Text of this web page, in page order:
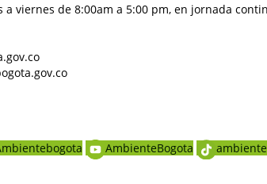
viernes de 8:00am a 5:00 pm, en jornada
AmbienteBogota